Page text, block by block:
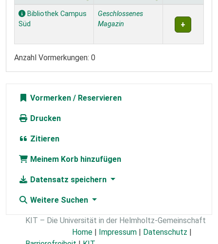
Exemplare
Bibliothek Campus
Süd
Geschlossenes
Magazin
Anzahl Vormerkungen: 0
Vormerken
Drucken
Zitieren
Meinem Korb hinzufügen
Datensatz speichern
Weitere Suchen
KIT – Die Universität in der Helmholtz-Gemeinschaft
Home
Impressum Datenschutz